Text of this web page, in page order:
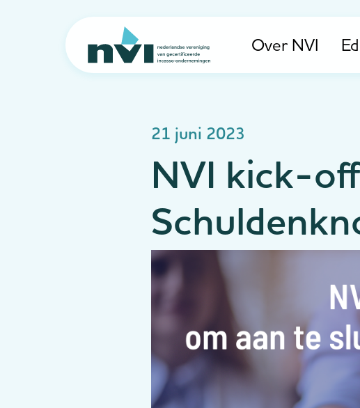
Navigation Over NVI
21 juni 2023
NVI kick-